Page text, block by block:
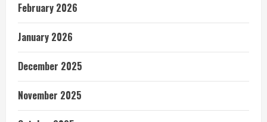
February 2026
January 2026
December 2025
November 2025